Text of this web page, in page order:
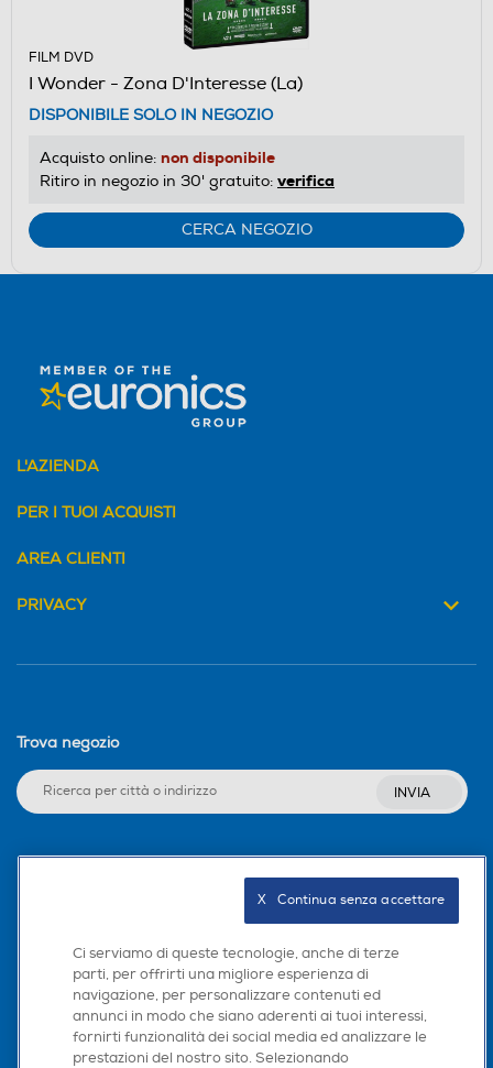
FILM DVD
I Wonder - Zona D'Interesse (La)
DISPONIBILE SOLO IN NEGOZIO
Acquisto online: non disponibile
Ritiro in negozio in 30' gratuito: verifica
CERCA NEGOZIO
L'AZIENDA
PER I TUOI ACQUISTI
AREA CLIENTI
PRIVACY
Trova negozio
INVIA
Scarica la nostra app
Ci serviamo di queste tecnologie, anche di terze
parti, per offrirti una migliore esperienza di
navigazione, per personalizzare contenuti ed
annunci in modo che siano aderenti ai tuoi interessi,
fornirti funzionalità dei social media ed analizzare le
prestazioni del nostro sito. Selezionando
X   Continua senza accettare